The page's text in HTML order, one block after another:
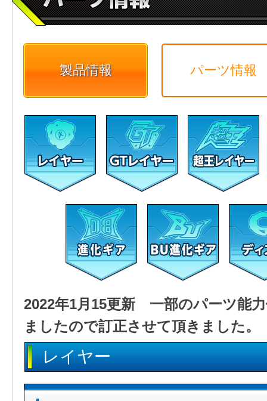
製品情報 パーツ情報
2022年1月15更新 一部のパーツ能
ましたので訂正させて頂きました。
レイヤー